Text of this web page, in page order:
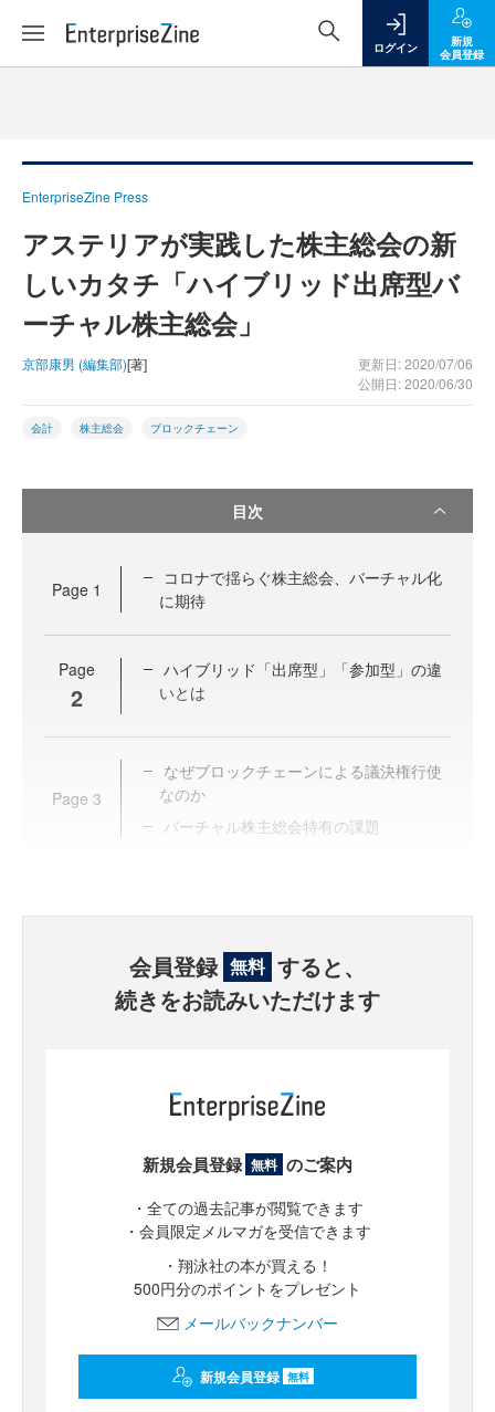
ログイン
新規
会員登録
EnterpriseZine Press
アステリアが実践した株主総会の新
しいカタチ「ハイブリッド出席型バ
ーチャル株主総会」
京部康男 (編集部)[著]
更新日: 2020/07/06
公開日: 2020/06/30
会計 株主総会 ブロックチェーン
目次
Page 1
コロナで揺らぐ株主総会、バーチャル化
に期待
Page
2
ハイブリッド「出席型」「参加型」の違
いとは
Page 3
なぜブロックチェーンによる議決権行使
なのか
バーチャル株主総会特有の課題
会員登録 無料 すると、
続きをお読みいただけます
新規会員登録 無料 のご案内
・全ての過去記事が閲覧できます
・会員限定メルマガを受信できます
・翔泳社の本が買える！
500円分のポイントをプレゼント
メールバックナンバー
新規会員登録 無料